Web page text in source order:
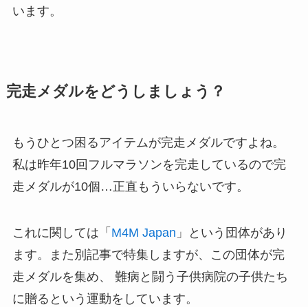
います。
完走メダルをどうしましょう？
もうひとつ困るアイテムが完走メダルですよね。
私は昨年10回フルマラソンを完走しているので完
走メダルが10個…正直もういらないです。
これに関しては「 M4M Japan 」という団体があり
ます。また別記事で特集しますが、この団体が完
走メダルを集め、 難病と闘う子供病院の子供たち
に贈るという運動をしています。